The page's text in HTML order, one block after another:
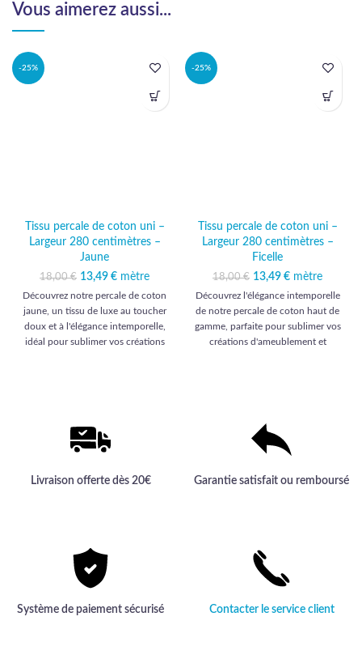
Vous aimerez aussi...
-25%
Tissu percale de coton uni –
Largeur 280 centimètres –
Jaune
18,00€ Le prix initial était :
18,00 €.
13,49 €
Le prix
actuel est :
13,49 €.
mètre
Découvrez notre percale de coton
jaune, un tissu de luxe au toucher
doux et à l'élégance intemporelle,
idéal pour sublimer vos créations
-25%
Tissu percale de coton uni –
Largeur 280 centimètres –
Ficelle
18,00€ Le prix initial était :
18,00 €.
13,49 €
Le prix
actuel est :
13,49 €.
mètre
Découvrez l'élégance intemporelle
de notre percale de coton haut de
gamme, parfaite pour sublimer vos
créations d'ameublement et
Livraison offerte dès 20€ Garantie satisfait ou remboursé
Système de paiement sécurisé Contacter le service client